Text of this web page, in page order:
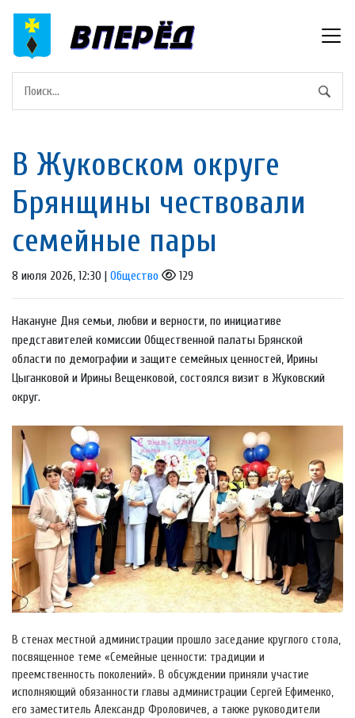
В Жуковском округе
Брянщины чествовали
семейные пары
8 июля 2026, 12:30 | Общество 129
Накануне Дня семьи, любви и верности, по инициативе
представителей комиссии Общественной палаты Брянской
области по демографии и защите семейных ценностей, Ирины
Цыганковой и Ирины Вещенковой, состоялся визит в Жуковский
округ.
В стенах местной администрации прошло заседание круглого стола,
посвященное теме «Семейные ценности: традиции и
преемственность поколений». В обсуждении приняли участие
исполняющий обязанности главы администрации Сергей Ефименко,
его заместитель Александр Фроловичев, а также руководители